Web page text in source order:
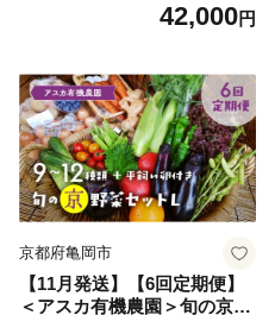
玖珠町 野菜 きのこ 旬 定期便
42,000円
京都府亀岡市
【11月発送】【6回定期便】
＜アスカ有機農園＞旬の京野